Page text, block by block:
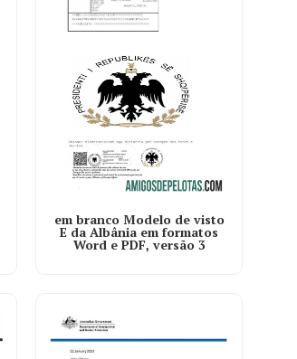
em branco Modelo de visto
E da Albânia em formatos
Word e PDF, versão 3